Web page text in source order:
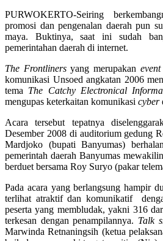
PURWOKERTO-Seiring
promosi dan pengenalan daerah pun
maya. Buktinya, saat ini sudah
pemerintahan daerah di internet.
The Frontlinersyang merupakan
komunikasi Unsoed angkatan 2006
tema The Catchy Electronical
mengupas keterkaitan komunikasi cyber
Acara tersebut tepatnya
Desember 2008 di auditorium gedung
Mardjoko (bupati Banyumas)
pemerintah daerah Banyumas
berduet bersama Roy Suryo (pakar
Pada acara yang berlangsung hampir
terlihat atraktif dan komunikatif
peserta yang membludak, yakni 316
terkesan dengan penampilannya. Talk
Marwinda Retnaningsih (ketua